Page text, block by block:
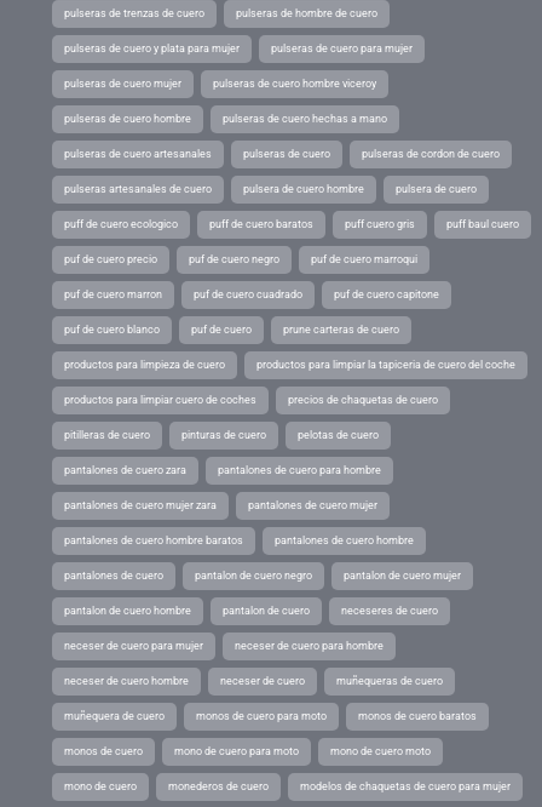
pulseras de trenzas de cuero pulseras de hombre de cuero
pulseras de cuero y plata para mujer pulseras de cuero para mujer
pulseras de cuero mujer pulseras de cuero hombre viceroy
pulseras de cuero hombre pulseras de cuero hechas a mano
pulseras de cuero artesanales pulseras de cuero pulseras de cordon de cuero
pulseras artesanales de cuero pulsera de cuero hombre pulsera de cuero
puff de cuero ecologico puff de cuero baratos puff cuero gris puff baul cuero
puf de cuero precio puf de cuero negro puf de cuero marroqui
puf de cuero marron puf de cuero cuadrado puf de cuero capitone
puf de cuero blanco puf de cuero prune carteras de cuero
productos para limpieza de cuero productos para limpiar la tapiceria de cuero del coche
productos para limpiar cuero de coches precios de chaquetas de cuero
pitilleras de cuero pinturas de cuero pelotas de cuero
pantalones de cuero zara pantalones de cuero para hombre
pantalones de cuero mujer zara pantalones de cuero mujer
pantalones de cuero hombre baratos pantalones de cuero hombre
pantalones de cuero pantalon de cuero negro pantalon de cuero mujer
pantalon de cuero hombre pantalon de cuero neceseres de cuero
neceser de cuero para mujer neceser de cuero para hombre
neceser de cuero hombre neceser de cuero muñequeras de cuero
muñequera de cuero monos de cuero para moto monos de cuero baratos
monos de cuero mono de cuero para moto mono de cuero moto
mono de cuero monederos de cuero modelos de chaquetas de cuero para mujer